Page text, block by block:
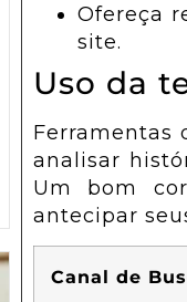
Ofereça
site.
Uso da
Ferramentas
analisar
Um bom
antecipar
Canal de